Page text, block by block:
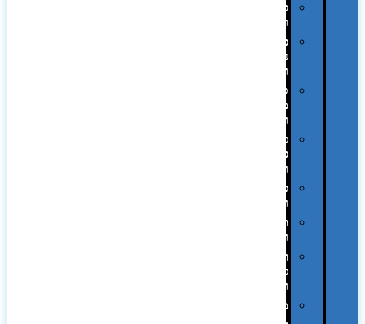
טכנולוגיה
וגאדג'טים
פנאי,
נופש
ונסיעות
סביבת
משרד
ופרימיום
כלים,
פנסים
ורכב
טקסטיל
וחורף
תיקים
ומזוודות
תערוכות,
כנסים
ועוד…
מטבח
,חגים